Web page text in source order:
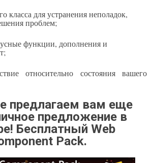
класса для устранения неполадок,
проблем;
функции, дополнения и
относительно состояния вашего
предлагаем вам еще
предложение в
Бесплатный Web
Pack.